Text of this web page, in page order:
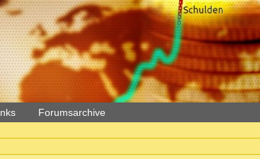
Forumsarchive